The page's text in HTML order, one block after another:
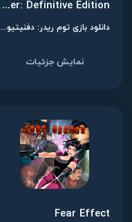
Tomb Raider: Definitive Edition
دانلود بازی توم ریدر: دفنیتیو ادیشن برای نینتندو سوییچ
نمایش جزئیات
Fear Effect